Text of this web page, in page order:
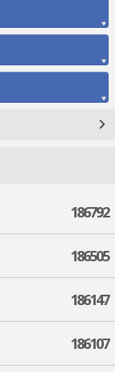
186792
186505
186147
186107